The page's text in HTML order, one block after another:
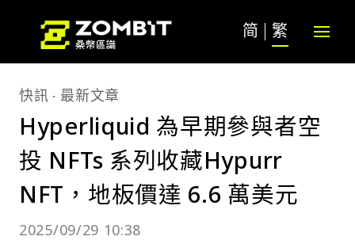
简 繁
快訊 最新文章
Hyperliquid 為早期參與者空
投 NFTs 系列收藏Hypurr
NFT，地板價達 6.6 萬美元
2025/09/29 10:38